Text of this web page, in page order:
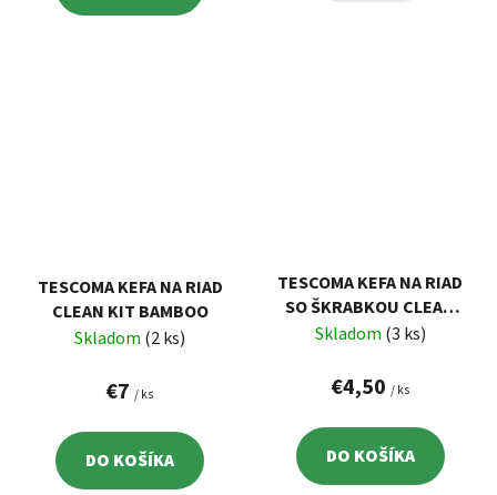
TESCOMA KEFA NA RIAD
CLEAN KIT BAMBOO
Skladom (2 ks)
€7 / ks
DO KOŠÍKA
TESCOMA KEFA NA RIAD
SO ŠKRABKOU CLEAN
KIT FLEX
Skladom (3 ks)
€4,50 / ks
DO KOŠÍKA